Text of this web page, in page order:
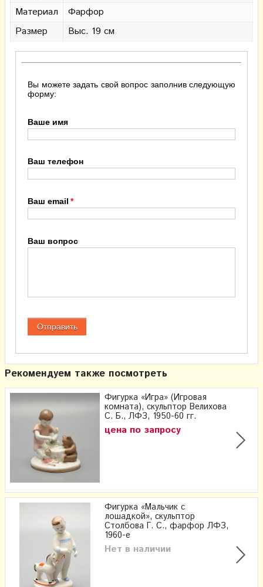
Материал
Фарфор
Размер
Выс. 19 см
Вы можете задать свой вопрос заполнив следующую
форму:
Ваше имя
Ваш телефон
Ваш email
Ваш вопрос
Рекомендуем также посмотреть
Фигурка «Игра» (Игровая
комната), скульптор Велихова
С. Б., ЛФЗ, 1950-60 гг.
цена по запросу
Фигурка «Мальчик с
лошадкой», скульптор
Столбова Г. С., фарфор ЛФЗ,
1960-е
Нет в наличии